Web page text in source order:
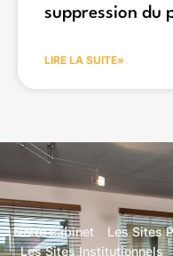
suppression du
LIRE LA SUITE»
Notre cabinet
Les Sites
Les Sites Institutionnels